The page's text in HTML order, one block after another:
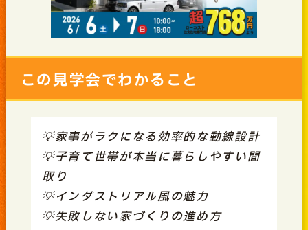
この見学会でわかること
💡家事がラクになる効率的な動線設計
💡子育て世帯が本当に暮らしやすい間
取り
💡インダストリアル風の魅力
💡失敗しない家づくりの進め方